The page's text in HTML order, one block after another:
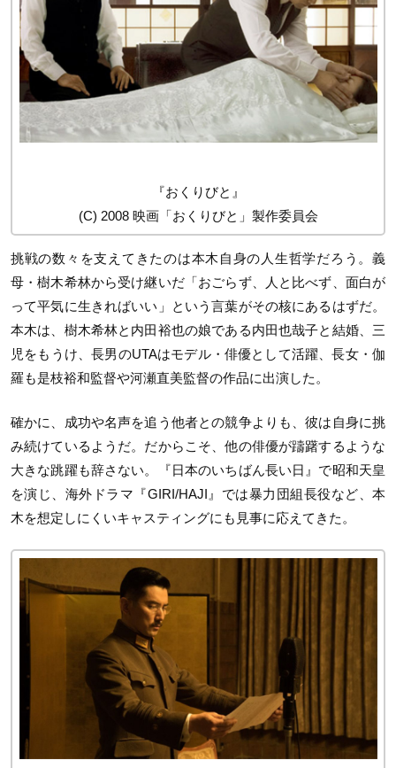
『おくりびと』
(C) 2008 映画「おくりびと」製作委員会
挑戦の数々を支えてきたのは本木自身の人生哲学だろう。義
母・樹木希林から受け継いだ「おごらず、人と比べず、面白が
って平気に生きればいい」という言葉がその核にあるはずだ。
本木は、樹木希林と内田裕也の娘である内田也哉子と結婚、三
児をもうけ、長男のUTAはモデル・俳優として活躍、長女・伽
羅も是枝裕和監督や河瀬直美監督の作品に出演した。
確かに、成功や名声を追う他者との競争よりも、彼は自身に挑
み続けているようだ。だからこそ、他の俳優が躊躇するような
大きな跳躍も辞さない。『日本のいちばん長い日』で昭和天皇
を演じ、海外ドラマ『GIRI/HAJI』では暴力団組長役など、本
木を想定しにくいキャスティングにも見事に応えてきた。